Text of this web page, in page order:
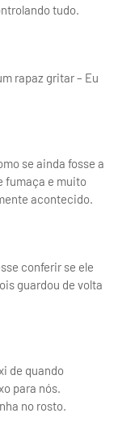
tudo.
rapaz gritar – Eu
se ainda fosse a
fumaça e muito
acontecido.
conferir se ele
guardou de volta
de quando
para nós.
no rosto.